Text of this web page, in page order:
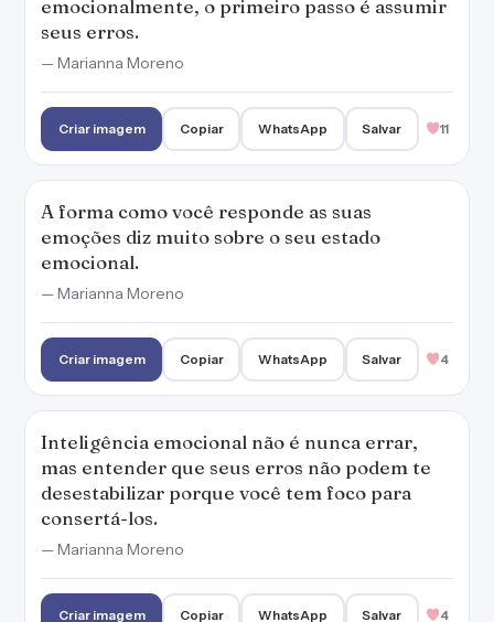
emocionalmente, o primeiro passo é assumir
seus erros.
— Marianna Moreno
Criar imagem Copiar WhatsApp Salvar 11
A forma como você responde as suas
emoções diz muito sobre o seu estado
emocional.
— Marianna Moreno
Criar imagem Copiar WhatsApp Salvar 4
Inteligência emocional não é nunca errar,
mas entender que seus erros não podem te
desestabilizar porque você tem foco para
consertá-los.
— Marianna Moreno
Criar imagem Copiar WhatsApp Salvar 4